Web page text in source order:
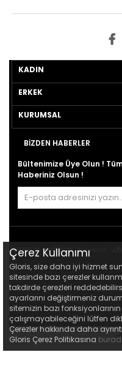
KADIN
ERKEK
KURUMSAL
BİZDEN HABERLER
Bültenimize Üye Olun !
Haberiniz Olsun !
© 2021
Çerez Kullanımı
Gloris, size daha iyi hizmet
sitesinde bazı çerezler
takdirde çerezleri
ayarlarını değiştirmeniz
sitemizin bazı
çalışmayabileceğini lütfen
Çerezler hakkında daha
Gloris Çerez Politikasına